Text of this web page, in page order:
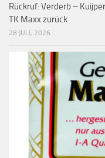
Rückruf: Verderb –
TK Maxx zurück
28 JULI, 2026